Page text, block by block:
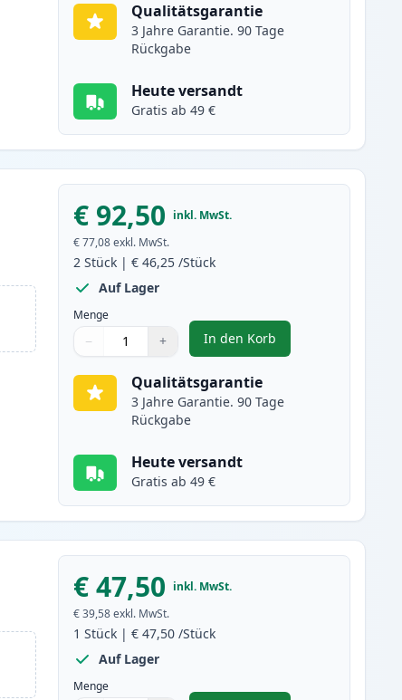
Qualitätsgarantie
3 Jahre Garantie. 90 Tage
Rückgabe
Heute versandt
Gratis ab 49 €
€ 92,50 inkl. MwSt.
€ 77,08 exkl. MwSt.
2 Stück |€ 46,25 /Stück
Auf Lager
Menge
Menge
Verwenden Sie die Tasten, um anzupassen
− +
Menge 1
In den Korb
, 2 stück Canon 719
Qualitätsgarantie
3 Jahre Garantie. 90 Tage
Rückgabe
Heute versandt
Gratis ab 49 €
€ 47,50 inkl. MwSt.
€ 39,58 exkl. MwSt.
1 Stück |€ 47,50 /Stück
Auf Lager
Menge